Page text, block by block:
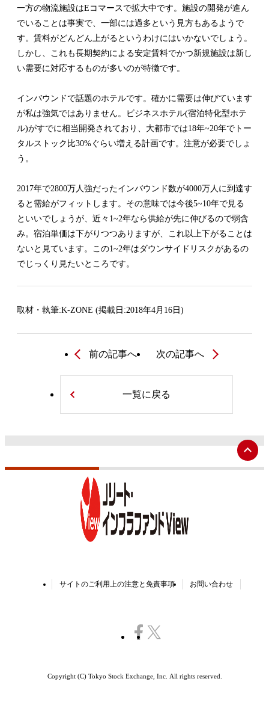
一方の物流施設はEコマースで拡大中です。施設の開発が進ん
でいることは事実で、一部には過多という見方もあるようで
す。賃料がどんどん上がるというわけにはいかないでしょう。
しかし、これも長期契約による安定賃料でかつ新規施設は新し
い需要に対応するものが多いのが特徴です。
インバウンドで話題のホテルです。確かに需要は伸びています
が私は強気ではありません。ビジネスホテル(宿泊特化型ホテ
ル)がすでに相当開発されており、大都市では18年~20年でトー
タルストック比30%ぐらい増える計画です。注意が必要でしょ
う。
2017年で2800万人強だったインバウンド数が4000万人に到達す
ると需給がフィットします。その意味では今後5~10年で見る
といいでしょうが、近々1~2年なら供給が先に伸びるので弱含
み。宿泊単価は下がりつつありますが、これ以上下がることは
ないと見ています。この1~2年はダウンサイドリスクがあるの
でじっくり見たいところです。
取材・執筆:K-ZONE (掲載日:2018年4月16日)
前の記事へ 次の記事へ
一覧に戻る
ペ
ー
ジ
サイトのご利用上の注意と免責事項 お問い合わせ
Copyright (C) Tokyo Stock Exchange, Inc. All rights reserved.